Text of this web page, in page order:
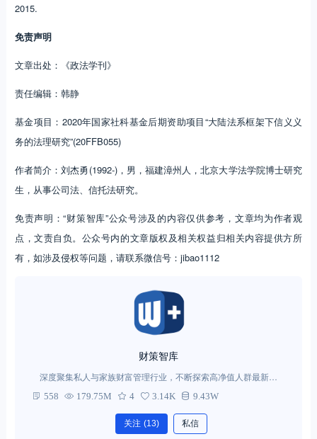
2015.
免责声明
文章出处：《政法学刊》
责任编辑：韩静
基金项目：2020年国家社科基金后期资助项目“大陆法系框架下信义义
务的法理研究”(20FFB055)
作者简介：刘杰勇(1992-)，男，福建漳州人，北京大学法学院博士研究
生，从事公司法、信托法研究。
免责声明：“财策智库”公众号涉及的内容仅供参考，文章均为作者观
点，文责自负。公众号内的文章版权及相关权益归相关内容提供方所
有，如涉及侵权等问题，请联系微信号：jibao1112
财策智库
深度聚集私人与家族财富管理行业，不断探索高净值人群最新需
求。
558 179.75M 4 3.14K 9.43W
关注 (13) 私信